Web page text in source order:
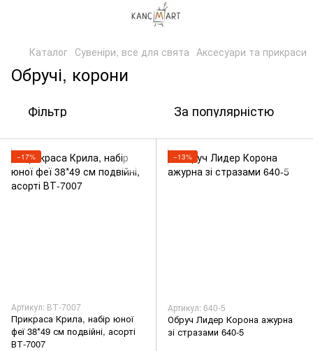
Каталог Сувеніри, все для свята Аксесуари та прикраси
Обручі, корони
Фільтр За популярністю
−17%
Артикул: ВТ-7007
Прикраса Крила, набір юної
феї 38*49 см подвійні, асорті
ВТ-7007
−13%
Артикул: 640-5
Обруч Лидер Корона ажурна
зі стразами 640-5